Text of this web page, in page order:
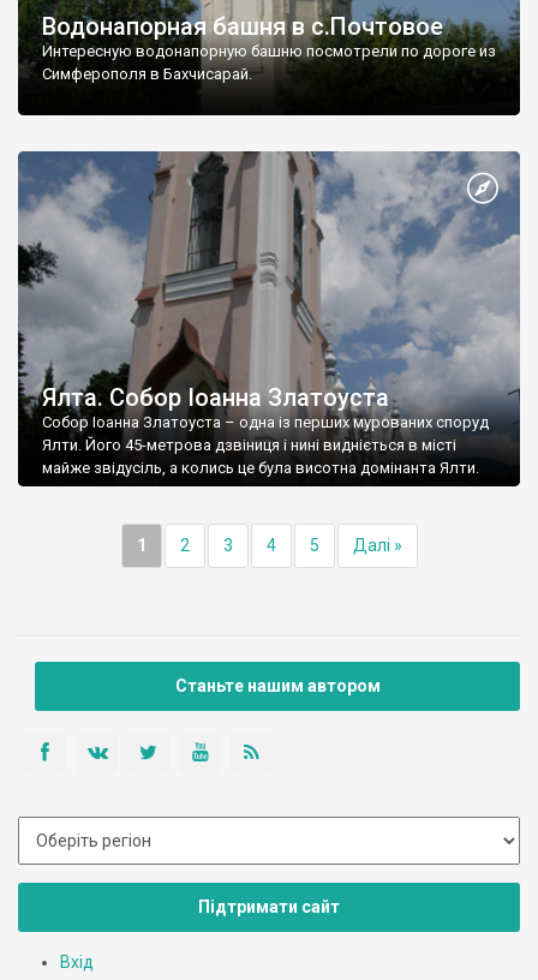
Водонапорная башня в с.Почтовое
Интересную водонапорную башню посмотрели по дороге из
Симферополя в Бахчисарай.
Ялта. Собор Іоанна Златоуста
Собор Іоанна Златоуста – одна із перших мурованих споруд
Ялти. Його 45-метрова дзвіниця і нині видніється в місті
майже звідусіль, а колись це була висотна домінанта Ялти.
1 2 3 4 5 Далі »
Станьте нашим автором
Підтримати сайт
Вхід